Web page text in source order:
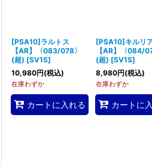
[PSA10]ラルトス
【AR】〈083/078〉
(超) [SV1S]
10,980円(税込)
在庫わずか
カートに入れる
[PSA10]キルリ
【AR】〈084/
(超) [SV1S]
8,980円(税込)
在庫わずか
カートに